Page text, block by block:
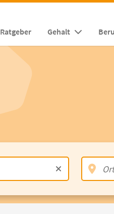
Ratgeber Gehalt